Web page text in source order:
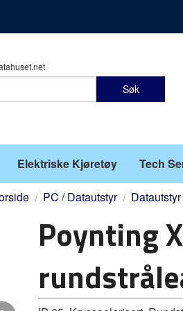
Søk
Elektriske Kjøretøy Tech
PC / Datautstyr
Poynting